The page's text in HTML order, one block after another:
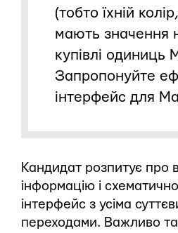
(тобто їхній
мають значення
купівлі одиниць
Запропонуйте
інтерфейс для
Кандидат розпитує про
інформацію і
інтерфейс з усіма
переходами. Важливо